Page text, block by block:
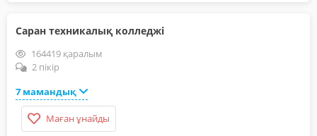
Саран техникалық колледжі
164419 қаралым
2 пікір
7 мамандық
Маған ұнайды